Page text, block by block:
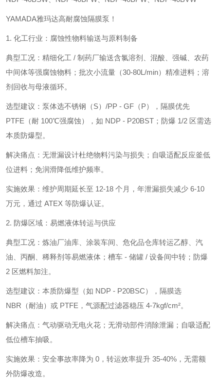
YAMADA雅玛达高耐腐蚀隔膜泵！
1. 化工行业：腐蚀性物料输送与原料制备
典型工况：精细化工 / 制药厂输送含氯溶剂、混酸、强碱、农药
中间体等强腐蚀物料；批次小流量（30-80L/min）精准进料；溶
剂回收与母液循环。
选型建议：泵体选不锈钢（S）/PP - GF（P），隔膜优先
PTFE（耐 100℃强腐蚀），如 NDP - P20BST；防爆 1/2 区需选
本质防爆型。
解决痛点：无泄漏设计杜绝物料污染与损失；自吸适配反应釜低
位进料；免润滑降低维护频率。
实施效果：维护周期延长至 12-18 个月，年泄漏损失减少 6-10
万元，通过 ATEX 等防爆认证。
2. 防爆区域：易燃液体转运与供应
典型工况：炼油厂油库、涂装车间、危化品仓库转运乙醇、汽
油、丙酮、稀释剂等易燃液体；槽车 - 储罐 / 设备间中转；防爆
2 区燃料加注。
选型建议：本质防爆型（如 NDP - P20BSC），隔膜选
NBR（耐油）或 PTFE，气源配过滤器稳压 4-7kgf/cm²。
解决痛点：气动驱动无电火花；无滑动部件消除泄漏；自吸适配
低位槽车抽吸。
实施效果：安全事故率降为 0，转运效率提升 35-40%，无需额
外防爆改造。